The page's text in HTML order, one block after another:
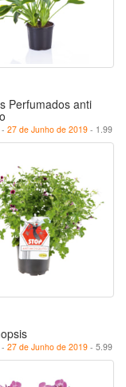
Perfumados anti
27 de Junho de 2019 - 1.99
27 de Junho de 2019 - 5.99